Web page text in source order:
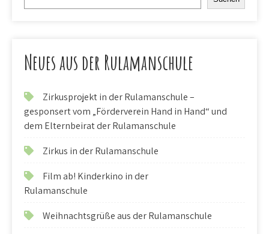
Neues aus der Rulamanschule
Zirkusprojekt in der Rulamanschule –
gesponsert vom „Förderverein Hand in Hand“ und
dem Elternbeirat der Rulamanschule
Zirkus in der Rulamanschule
Film ab! Kinderkino in der
Rulamanschule
Weihnachtsgrüße aus der Rulamanschule